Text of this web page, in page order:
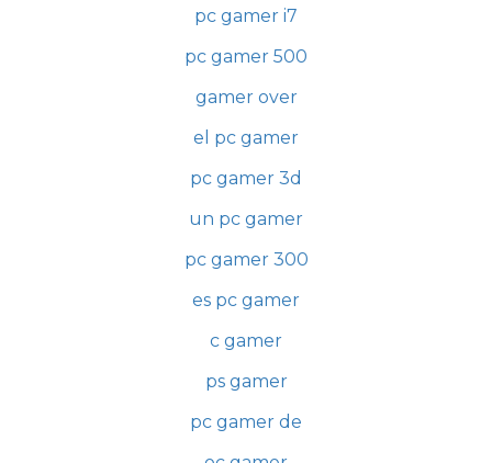
pc gamer i7
pc gamer 500
gamer over
el pc gamer
pc gamer 3d
un pc gamer
pc gamer 300
es pc gamer
c gamer
ps gamer
pc gamer de